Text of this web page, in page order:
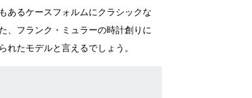
あるケースフォルムにクラシックな
、フランク・ミュラーの時計創りに
れたモデルと言えるでしょう。